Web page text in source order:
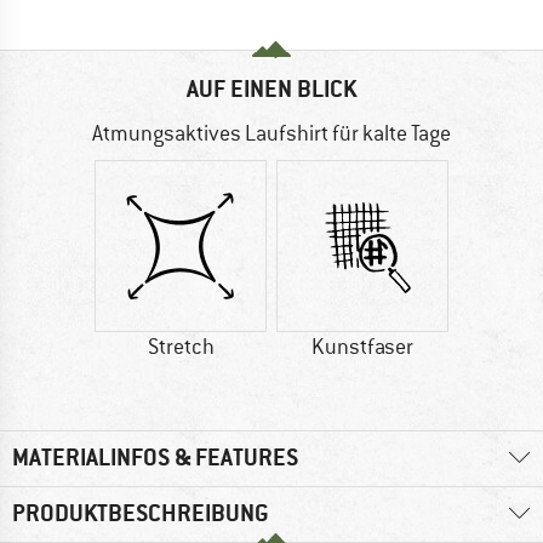
AUF EINEN BLICK
Atmungsaktives Laufshirt für kalte Tage
Stretch Kunstfaser
MATERIALINFOS & FEATURES
PRODUKTBESCHREIBUNG